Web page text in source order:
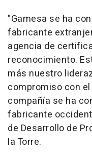
"Gamesa se ha
fabricante
agencia de
reconocimiento.
más nuestro
compromiso con
compañía se ha
fabricante
de Desarrollo de
la Torre.